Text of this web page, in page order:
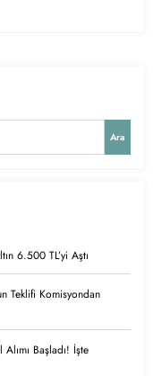
Ara
6.500 TL’yi Aştı
Teklifi Komisyondan
Başladı! İşte